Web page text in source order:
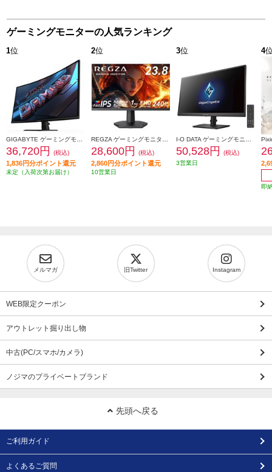
ゲーミングモニターの人気ランキング
1位
36,720円 (税込)
1,836円分ポイント還元
未定（入荷次第お届け）
2位
28,600円 (税込)
2,860円分ポイント還元
10営業日
3位
50,528円
(税込)
3営業日
4
即
メルマガ 旧Twitter Instagram
WEB限定クーポン
アウトレット掘り出し物
中古(PC/スマホ/カメラ)
ノジマのプライベートブランド
先頭へ戻る
ご利用ガイド
よくあるご質問